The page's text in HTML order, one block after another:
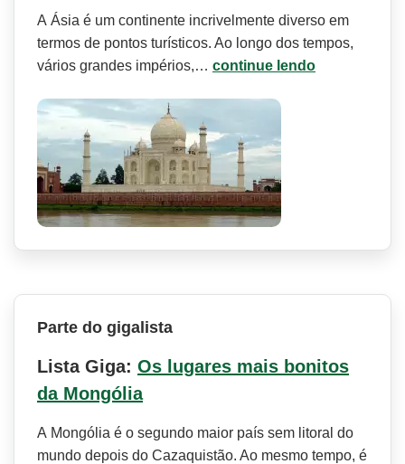
A Ásia é um continente incrivelmente diverso em
termos de pontos turísticos. Ao longo dos tempos,
vários grandes impérios,… continue lendo
Parte do gigalista
Lista Giga: Os lugares mais bonitos
da Mongólia
A Mongólia é o segundo maior país sem litoral do
mundo depois do Cazaquistão. Ao mesmo tempo, é